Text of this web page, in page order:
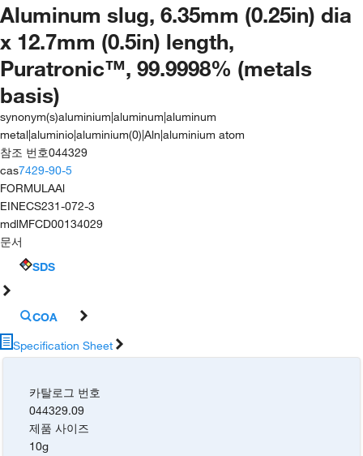
Aluminum slug, 6.35mm (0.25in) dia
x 12.7mm (0.5in) length,
Puratronic™, 99.9998% (metals
basis)
synonym(s)aluminium|aluminum|aluminum
metal|aluminio|aluminium(0)|Aln|aluminium atom
참조 번호044329
cas7429-90-5
FORMULAAl
EINECS231-072-3
mdlMFCD00134029
문서
SDS
COA
Specification Sheet
카탈로그 번호
044329.09
제품 사이즈
10g